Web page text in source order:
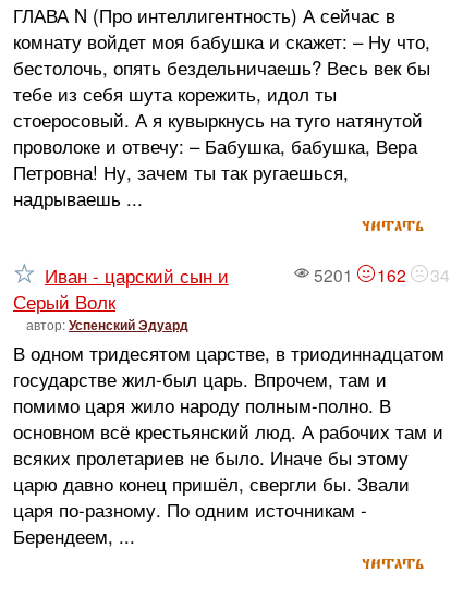
ГЛАВА N (Про интеллигентность) А сейчас в
комнату войдет моя бабушка и скажет: – Ну что,
бестолочь, опять бездельничаешь? Весь век бы
тебе из себя шута корежить, идол ты
стоеросовый. А я кувыркнусь на туго натянутой
проволоке и отвечу: – Бабушка, бабушка, Вера
Петровна! Ну, зачем ты так ругаешься,
надрываешь ...
читать
5201 162 34
Иван - царский сын и
Серый Волк
автор:Успенский Эдуард
В одном тридесятом царстве, в триодиннадцатом
государстве жил-был царь. Впрочем, там и
помимо царя жило народу полным-полно. В
основном всё крестьянский люд. А рабочих там и
всяких пролетариев не было. Иначе бы этому
царю давно конец пришёл, свергли бы. Звали
царя по-разному. По одним источникам -
Берендеем, ...
читать